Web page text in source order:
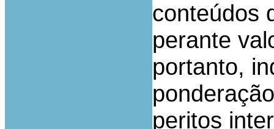
conteúdos
perante
portanto,
peritos